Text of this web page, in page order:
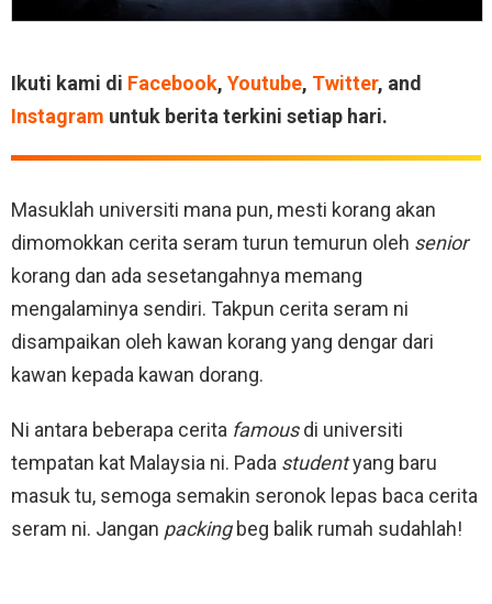
Ikuti kami di Facebook, Youtube, Twitter, and
Instagram untuk berita terkini setiap hari.
Masuklah universiti mana pun, mesti korang akan
dimomokkan cerita seram turun temurun oleh senior
korang dan ada sesetangahnya memang
mengalaminya sendiri. Takpun cerita seram ni
disampaikan oleh kawan korang yang dengar dari
kawan kepada kawan dorang.
Ni antara beberapa cerita famousdi universiti
tempatan kat Malaysia ni. Pada studentyang baru
masuk tu, semoga semakin seronok lepas baca cerita
seram ni. Jangan packingbeg balik rumah sudahlah!